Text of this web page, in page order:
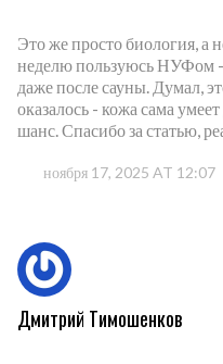
Это же просто биология, а
неделю пользуюсь НУФом -
даже после сауны. Думал,
оказалось - кожа сама
шанс. Спасибо за статью,
ноября 17, 2025 AT 12:07
Дмитрий Тимошенков